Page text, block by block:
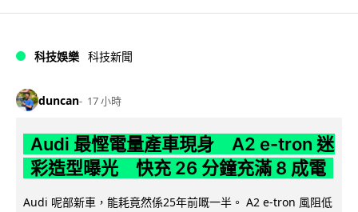
科技娛樂 科技新聞
duncan 17 小時
Audi 最慳電量產車現身 A2 e-tron 迷
彩造型曝光 快充 26 分鐘充滿 8 成電
Audi 呢部新車，能耗竟然係25年前嘅一半。 A2 e-tron 風阻低